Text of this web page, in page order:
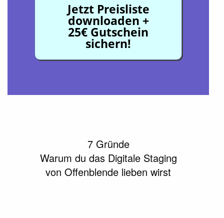
Jetzt Preisliste
downloaden +
25€ Gutschein
sichern!
7 Gründe
Warum du das Digitale Staging
von Offenblende lieben wirst